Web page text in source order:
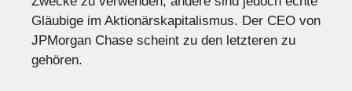
Gläubige im Aktionärskapitalismus. Der CEO von
JPMorgan Chase scheint zu den letzteren zu
gehören.